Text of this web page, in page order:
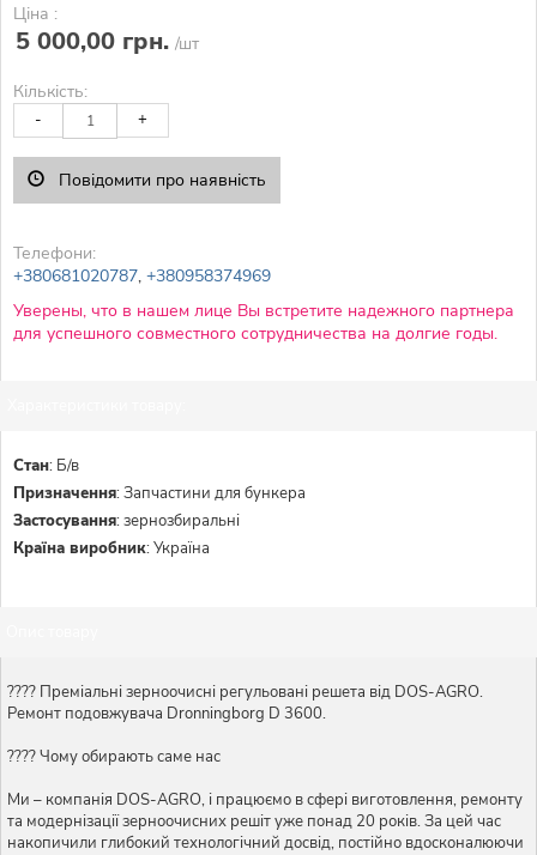
Ціна :
5 000,00 грн. /шт
Кількість:
- +
Повідомити про наявність
Телефони:
+380681020787, +380958374969
Уверены, что в нашем лице Вы встретите надежного партнера
для успешного совместного сотрудничества на долгие годы.
Стан: Б/в
Призначення:Запчастини для бункера
Застосування:зернозбиральні
Країна виробник:Україна
???? Преміальні зерноочисні регульовані решета від DOS-AGRO.
Ремонт подовжувача Dronningborg D 3600.
???? Чому обирають саме нас
Ми – компанія DOS-AGRO, і працюємо в сфері виготовлення, ремонту
та модернізації зерноочисних решіт уже понад 20 років. За цей час
накопичили глибокий технологічний досвід, постійно вдосконалюючи